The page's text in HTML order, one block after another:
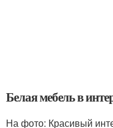
Белая мебель в
На фото: Красивый